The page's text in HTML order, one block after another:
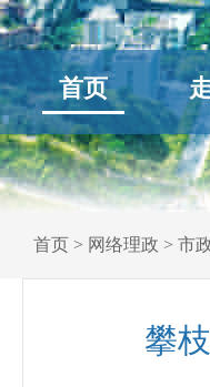
首页
首页 > 网络理政 > 市
攀